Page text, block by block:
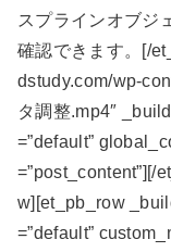
スプラインオブジ
確認できます。[/
dstudy.com/wp-
タ調整.mp4″
=”default”
=”post_content”][/
w][et_pb_row
=”default”